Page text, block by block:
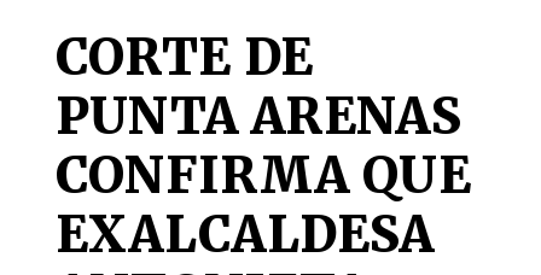
CORTE DE
PUNTA ARENAS
CONFIRMA QUE
EXALCALDESA